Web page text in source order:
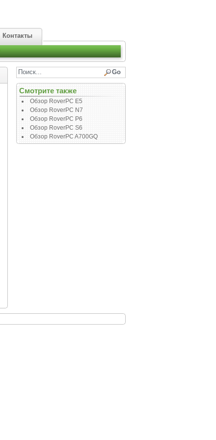
Контакты
Смотрите также
Обзор RoverPC E5
Обзор RoverPC N7
Обзор RoverPC P6
Обзор RoverPC S6
Обзор RoverPC A700GQ